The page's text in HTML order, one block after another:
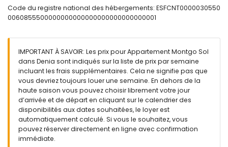
baignoire/douche et toilette
Extérieur de l'appartement
terrain clôturé
piscine commune mesurant 10 m x 5 m et 2 m de
profondeur
piscine pour enfants
jardin commun arboré
terrasse
barbecue
douche extérieure
coin salon extérieur et coin repas extérieur
espace de stationnement commun
Informations supplémentaires
Code du registre national des hébergements: ESFCNT0000030550
0060855500000000000000000000000000001
IMPORTANT À SAVOIR: Les prix pour Appartement Montgo Sol
dans Denia sont indiqués sur la liste de prix par semaine
incluant les frais supplémentaires. Cela ne signifie pas que
vous devriez toujours louer une semaine. En dehors de la
haute saison vous pouvez choisir librement votre jour
d’arrivée et de départ en cliquant sur le calendrier des
disponibilités aux dates souhaitées, le loyer est
automatiquement calculé. Si vous le souhaitez, vous
pouvez réserver directement en ligne avec confirmation
immédiate.